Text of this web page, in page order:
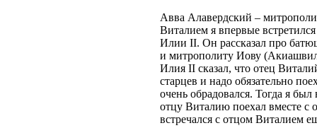
Авва Алавердский –
Виталием я впервые
Илии II. Он рассказал про
и митрополиту Иову
Илия II сказал, что отец
старцев и надо обязательно
очень обрадовался. Тогда я
отцу Виталию поехал вместе с
встречался с отцом Виталием